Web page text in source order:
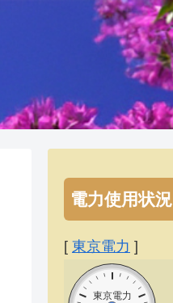
電力使用状況
[ 東京電力 ]
東京電力